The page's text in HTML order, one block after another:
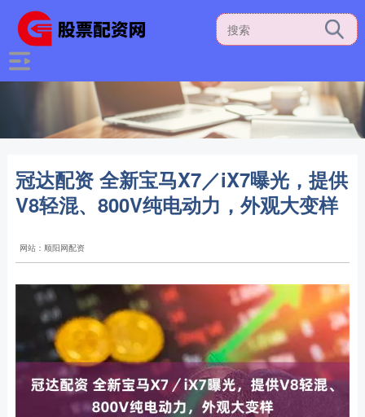
冠达配资 全新宝马X7／iX7曝光，提供
V8轻混、800V纯电动力，外观大变样
网站：顺阳网配资